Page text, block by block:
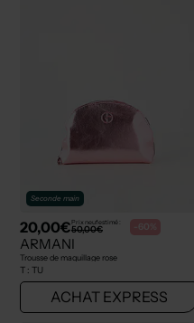
Seconde main
20,00€Prix neuf estimé :
50,00€ -60%
ARMANI
Trousse de maquillage rose
T : TU
ACHAT EXPRESS